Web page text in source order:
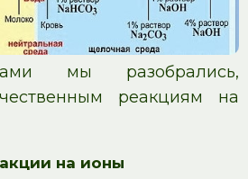
мы разобрались,
реакциям на
на ионы